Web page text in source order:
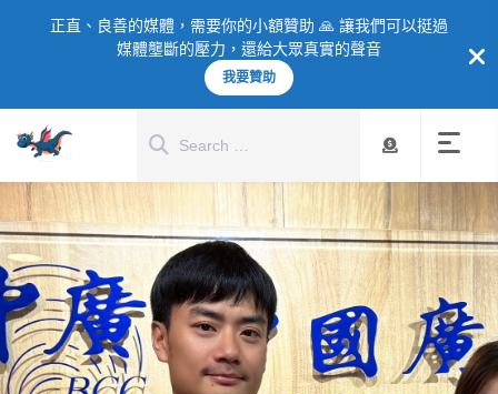
正直、良善的媒體，需要你的小額贊助 🙏 讓我們可以挺過
媒體壟斷的壓力，還給大眾真實的聲音
我要贊助